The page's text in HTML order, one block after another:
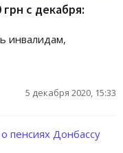
с декабря:
инвалидам,
5 декабря 2020, 15:33